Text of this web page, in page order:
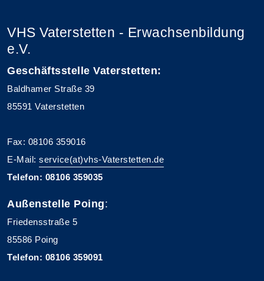
VHS Vaterstetten - Erwachsenbildung
e.V.
Geschäftsstelle Vaterstetten:
Baldhamer Straße 39
85591 Vaterstetten
Fax: 08106 359016
E-Mail: service(at)vhs-Vaterstetten.de
Telefon: 08106 359035
Außenstelle Poing:
Friedensstraße 5
85586 Poing
Telefon: 08106 359091